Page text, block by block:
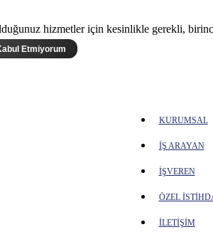
hizmetler için kesinlikle gerekli,
Etmiyorum
KURUMSAL
İŞ ARAYAN
İŞVEREN
ÖZEL
İLETİŞİM